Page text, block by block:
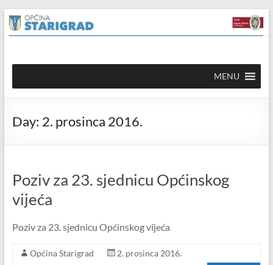
content
Skip
to
content
Općina
Starigrad
mrežna
MENU
Day: 2. prosinca 2016.
Poziv za 23. sjednicu Općinskog
vijeća
Poziv za 23. sjednicu Općinskog vijeća
Općina Starigrad
2. prosinca 2016.